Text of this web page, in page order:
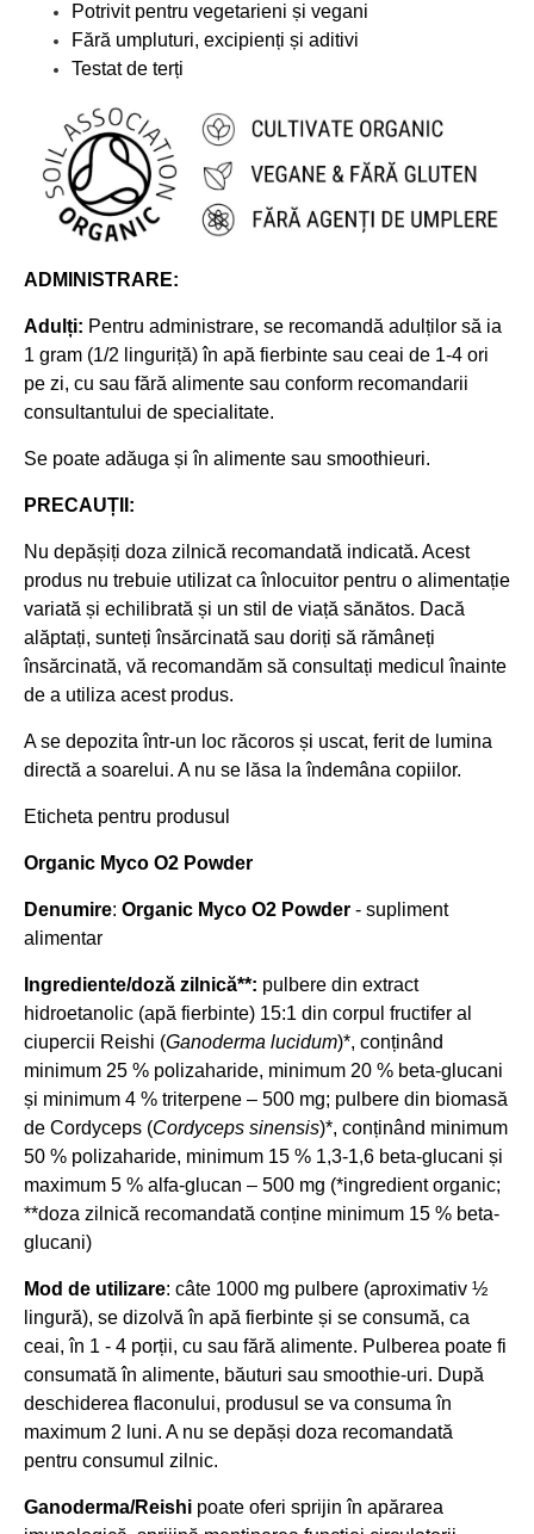
Potrivit pentru vegetarieni și vegani
Fără umpluturi, excipienți și aditivi
Testat de terți
ADMINISTRARE:
Adulți: Pentru administrare, se recomandă adulților să ia
1 gram (1/2 linguriță) în apă fierbinte sau ceai de 1-4 ori
pe zi, cu sau fără alimente sau conform recomandarii
consultantului de specialitate.
Se poate adăuga și în alimente sau smoothieuri.
PRECAUȚII:
Nu depășiți doza zilnică recomandată indicată. Acest
produs nu trebuie utilizat ca înlocuitor pentru o alimentație
variată și echilibrată și un stil de viață sănătos. Dacă
alăptați, sunteți însărcinată sau doriți să rămâneți
însărcinată, vă recomandăm să consultați medicul înainte
de a utiliza acest produs.
A se depozita într-un loc răcoros și uscat, ferit de lumina
directă a soarelui. A nu se lăsa la îndemâna copiilor.
Eticheta pentru produsul
Organic Myco O2 Powder
Denumire: Organic Myco O2 Powder - supliment
alimentar
Ingrediente/doză zilnică**: pulbere din extract
hidroetanolic (apă fierbinte) 15:1 din corpul fructifer al
ciupercii Reishi (Ganoderma lucidum)*, conținând
minimum 25 % polizaharide, minimum 20 % beta-glucani
și minimum 4 % triterpene – 500 mg; pulbere din biomasă
de Cordyceps (Cordyceps sinensis)*, conținând minimum
50 % polizaharide, minimum 15 % 1,3-1,6 beta-glucani și
maximum 5 % alfa-glucan – 500 mg (*ingredient organic;
**doza zilnică recomandată conține minimum 15 % beta-
glucani)
Mod de utilizare: câte 1000 mg pulbere (aproximativ ½
lingură), se dizolvă în apă fierbinte și se consumă, ca
ceai, în 1 - 4 porții, cu sau fără alimente. Pulberea poate fi
consumată în alimente, băuturi sau smoothie-uri. După
deschiderea flaconului, produsul se va consuma în
maximum 2 luni. A nu se depăși doza recomandată
pentru consumul zilnic.
Ganoderma/Reishi poate oferi sprijin în apărarea